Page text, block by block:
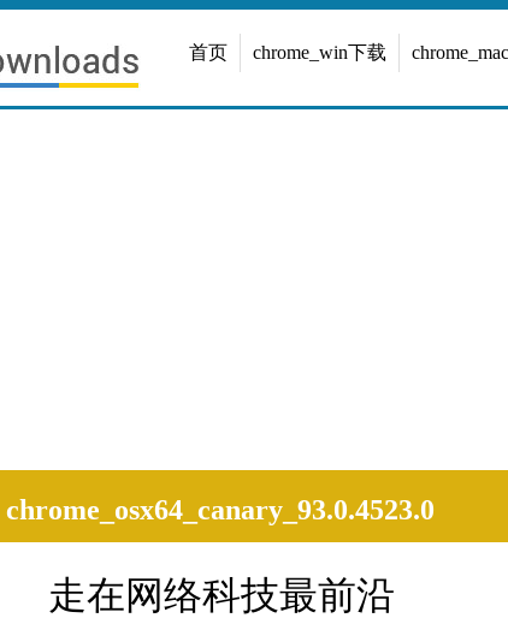
首页 chrome_win下载
chrome_osx64_canary_93.0.4523.0
走在网络科技最前沿